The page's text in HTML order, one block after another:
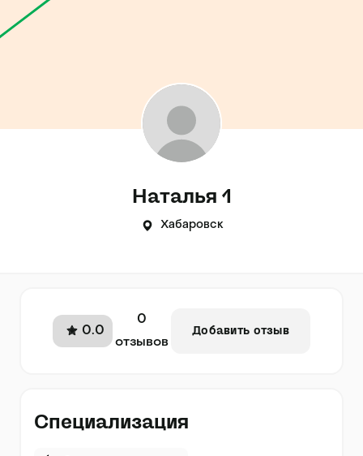
Наталья 1
Хабаровск
0.0
0
отзывов
Добавить отзыв
Специализация